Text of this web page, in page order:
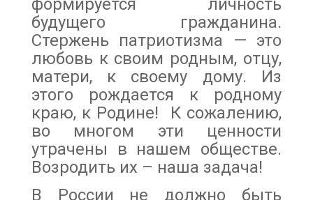
формируется личность
будущего гражданина.
Стержень патриотизма — это
любовь к своим родным, отцу,
матери, к своему дому. Из
этого рождается к родному
краю, к Родине! К сожалению,
во многом эти ценности
утрачены в нашем обществе.
Возродить их – наша задача!
В России не должно быть